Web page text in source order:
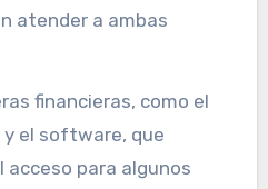
atender a ambas
financieras, como el
el software, que
para algunos